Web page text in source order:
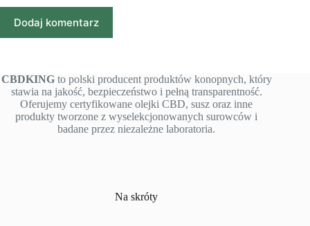
Dodaj komentarz
CBDKINGto polski producent produktów konopnych, który
stawia na jakość, bezpieczeństwo i pełną transparentność.
Oferujemy certyfikowane olejki CBD, susz oraz inne
produkty tworzone z wyselekcjonowanych surowców i
badane przez niezależne laboratoria.
Na skróty